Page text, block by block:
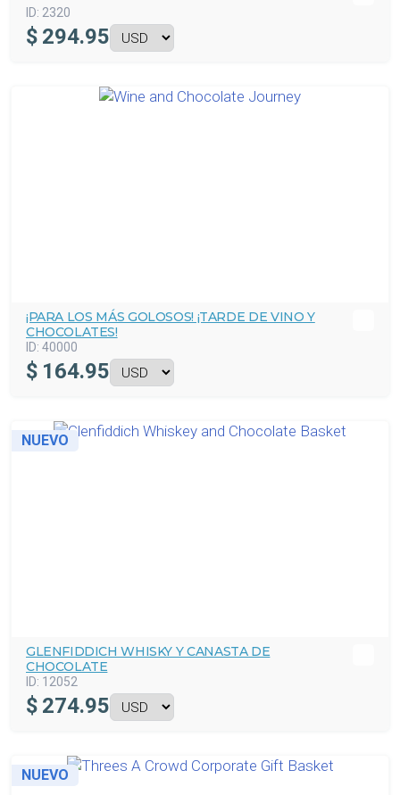
ID: 2320
$ 294.95
¡PARA LOS MÁS GOLOSOS! ¡TARDE DE VINO Y
CHOCOLATES!
ID: 40000
$ 164.95
NUEVO
GLENFIDDICH WHISKY Y CANASTA DE
CHOCOLATE
ID: 12052
$ 274.95
NUEVO